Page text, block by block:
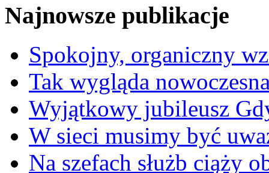
Najnowsze publikacje
Spokojny, organiczny
Tak wygląda
Wyjątkowy jubileusz
W sieci musimy być
Na szefach służb ciąży